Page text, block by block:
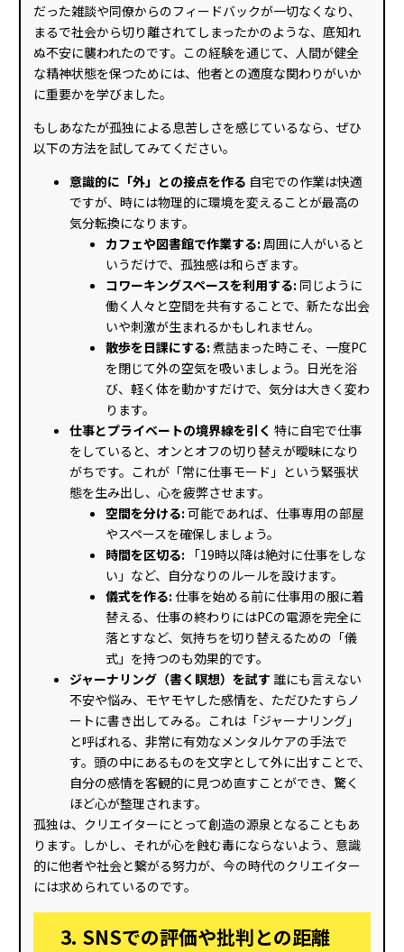
だった雑談や同僚からのフィードバックが一切なくなり、
まるで社会から切り離されてしまったかのような、底知れ
ぬ不安に襲われたのです。この経験を通じて、人間が健全
な精神状態を保つためには、他者との適度な関わりがいか
に重要かを学びました。
もしあなたが孤独による息苦しさを感じているなら、ぜひ
以下の方法を試してみてください。
意識的に「外」との接点を作る 自宅での作業は快適
ですが、時には物理的に環境を変えることが最高の
気分転換になります。
カフェや図書館で作業する: 周囲に人がいると
いうだけで、孤独感は和らぎます。
コワーキングスペースを利用する: 同じように
働く人々と空間を共有することで、新たな出会
いや刺激が生まれるかもしれません。
散歩を日課にする: 煮詰まった時こそ、一度PC
を閉じて外の空気を吸いましょう。日光を浴
び、軽く体を動かすだけで、気分は大きく変わ
ります。
仕事とプライベートの境界線を引く 特に自宅で仕事
をしていると、オンとオフの切り替えが曖昧になり
がちです。これが「常に仕事モード」という緊張状
態を生み出し、心を疲弊させます。
空間を分ける: 可能であれば、仕事専用の部屋
やスペースを確保しましょう。
時間を区切る: 「19時以降は絶対に仕事をしな
い」など、自分なりのルールを設けます。
儀式を作る: 仕事を始める前に仕事用の服に着
替える、仕事の終わりにはPCの電源を完全に
落とすなど、気持ちを切り替えるための「儀
式」を持つのも効果的です。
ジャーナリング（書く瞑想）を試す 誰にも言えない
不安や悩み、モヤモヤした感情を、ただひたすらノ
ートに書き出してみる。これは「ジャーナリング」
と呼ばれる、非常に有効なメンタルケアの手法で
す。頭の中にあるものを文字として外に出すことで、
自分の感情を客観的に見つめ直すことができ、驚く
ほど心が整理されます。
孤独は、クリエイターにとって創造の源泉となることもあ
ります。しかし、それが心を蝕む毒にならないよう、意識
的に他者や社会と繋がる努力が、今の時代のクリエイター
には求められているのです。
3. SNSでの評価や批判との距離